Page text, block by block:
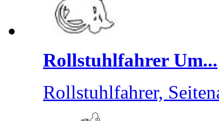
Rollstuhlfahrer Um...
Rollstuhlfahrer,